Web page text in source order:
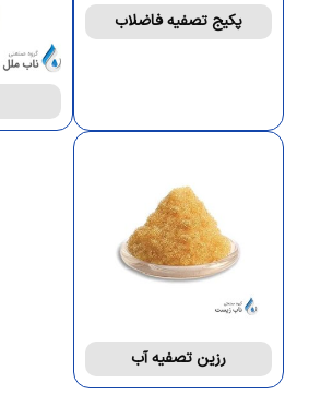
پکیج تصفیه فاضلاب
رزین تصفیه آب